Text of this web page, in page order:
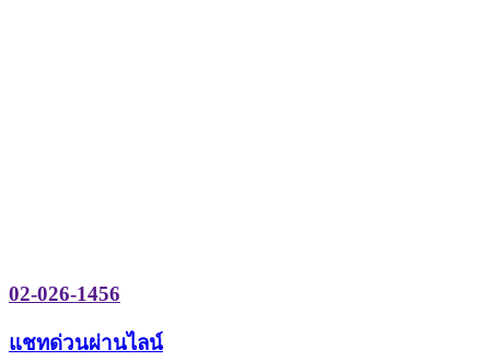
02-026-1456
แชทด่วนผ่านไลน์